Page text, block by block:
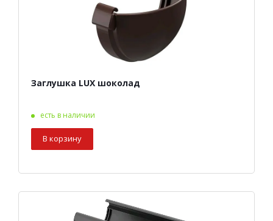
Заглушка LUX шоколад
есть в наличии
В корзину